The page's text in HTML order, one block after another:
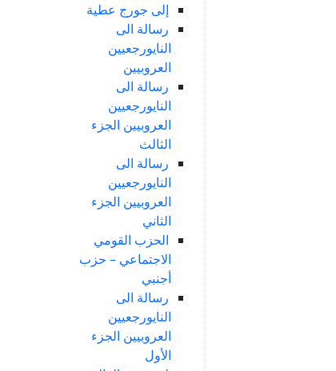
إلى جورج عطية
رسالة الى
النايورجعيين
العروبيين
رسالة الى
النايورجعيين
العروبيين الجزء
الثالث
رسالة الى
النايورجعيين
العروبيين الجزء
الثاني
الحزب القومي
الاجتماعي – حزب
أجنبي
رسالة الى
النايورجعيين
العروبيين الجزء
الأول